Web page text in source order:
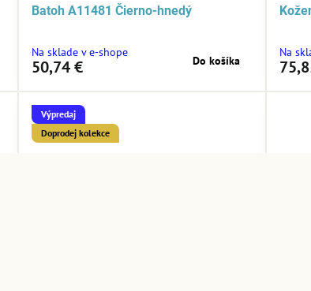
Batoh A11481 Čierno-hnedý
Na sklade v e-shope
50,74 € Do košíka
Na
Výpredaj
Doprodej kolekce